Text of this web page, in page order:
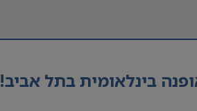
בינלאומית בתל אביב!